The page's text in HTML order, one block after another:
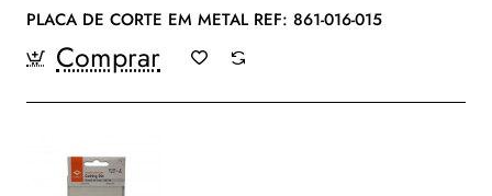
PLACA DE CORTE EM METAL REF: 861-016-015
Comprar